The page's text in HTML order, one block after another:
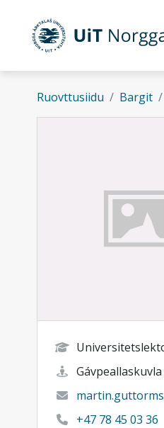
Gå til hovedinnhold
Ruovttusiidu Bargit
+47 78 45 03 36